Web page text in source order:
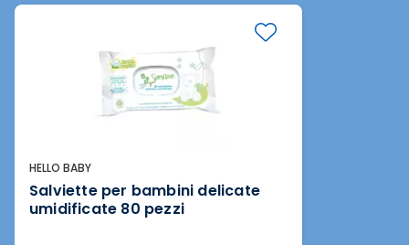
HELLO BABY
Salviette per bambini delicate
umidificate 80 pezzi